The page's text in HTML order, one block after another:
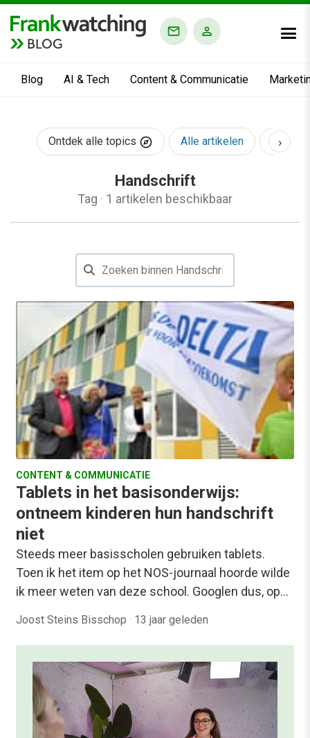
BLOG
Blog AI & Tech Content & Communicatie
Ontdek alle topics Alle artikelen AI &
›
Handschrift
Tag · 1 artikelen beschikbaar
CONTENT & COMMUNICATIE
Tablets in het basisonderwijs:
ontneem kinderen hun handschrift
niet
Steeds meer basisscholen gebruiken tablets.
Toen ik het item op het NOS-journaal hoorde wilde
ik meer weten van deze school. Googlen dus, op…
Joost Steins Bisschop · 13 jaar geleden